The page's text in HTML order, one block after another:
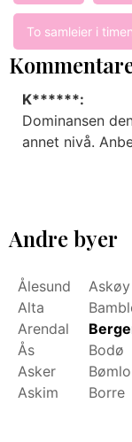
To samleier i timen
K******:
Dominansen
annet nivå.
Andre byer
Ålesund
Alta
Arendal
Ås
Asker
Askim
Askøy
Bodø
Bømlo
Borre